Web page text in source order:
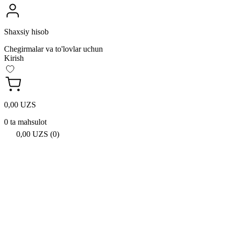
Shaxsiy hisob
Chegirmalar va to'lovlar uchun
Kirish
0,00 UZS
0 ta mahsulot
0,00 UZS (0)